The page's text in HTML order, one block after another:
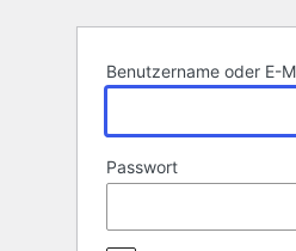
Benutzername oder E-
Passwort